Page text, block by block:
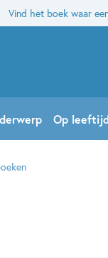
Vind het boek waar
Op